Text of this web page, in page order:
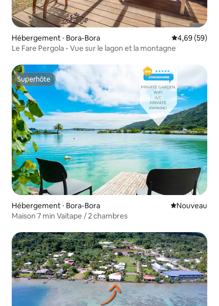
Hébergement ⋅ Bora-Bora Évaluation
4,69 (59)
Le Fare Pergola - Vue sur le lagon et la montagne
Superhôte
Superhôte
Hébergement ⋅ Bora-Bora Nouvel
Nouveau
Maison 7 min Vaitape / 2 chambres